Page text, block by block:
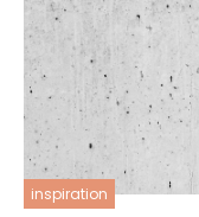
inspiration